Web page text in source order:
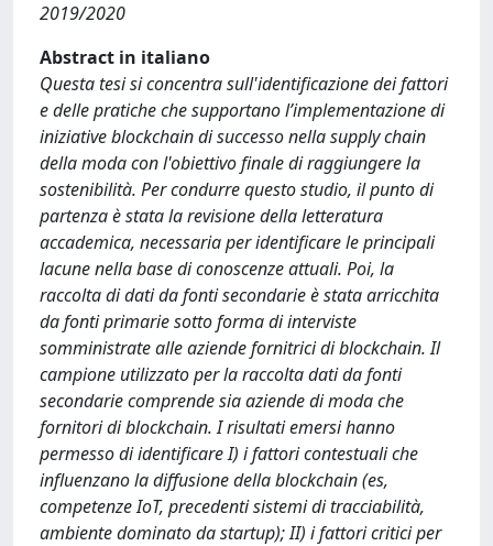
2019/2020
Abstract in italiano
Questa tesi si concentra sull'identificazione dei fattori
e delle pratiche che supportano l’implementazione di
iniziative blockchain di successo nella supply chain
della moda con l'obiettivo finale di raggiungere la
sostenibilità. Per condurre questo studio, il punto di
partenza è stata la revisione della letteratura
accademica, necessaria per identificare le principali
lacune nella base di conoscenze attuali. Poi, la
raccolta di dati da fonti secondarie è stata arricchita
da fonti primarie sotto forma di interviste
somministrate alle aziende fornitrici di blockchain. Il
campione utilizzato per la raccolta dati da fonti
secondarie comprende sia aziende di moda che
fornitori di blockchain. I risultati emersi hanno
permesso di identificare I) i fattori contestuali che
influenzano la diffusione della blockchain (es,
competenze IoT, precedenti sistemi di tracciabilità,
ambiente dominato da startup); II) i fattori critici per